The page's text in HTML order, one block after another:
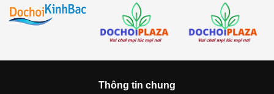
Thông tin chung